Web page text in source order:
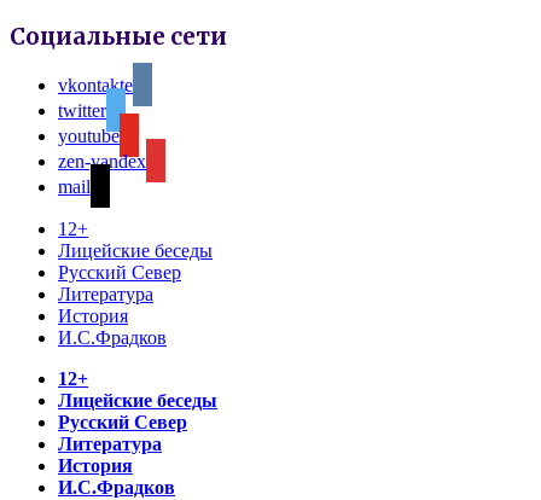
Социальные сети
vkontakte
twitter
youtube
zen-yandex
mail
12+
Лицейские беседы
Русский Север
Литература
История
И.С.Фрадков
12+
Лицейские беседы
Русский Север
Литература
История
И.С.Фрадков